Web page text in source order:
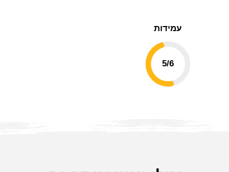
עמידות
5/6